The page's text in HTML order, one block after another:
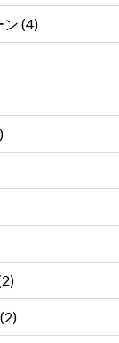
ン (4)
(2)